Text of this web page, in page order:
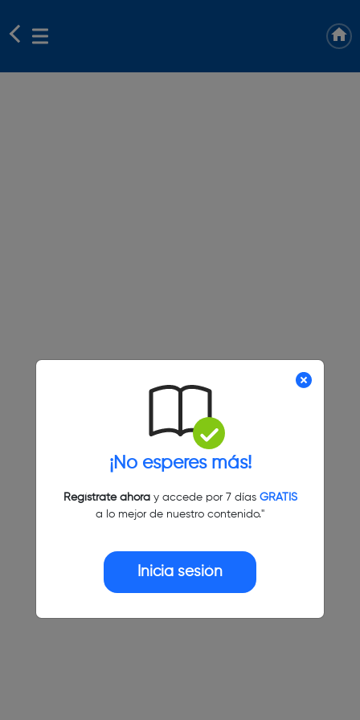
¡No esperes más!
Regístrate ahoray accede por 7 días GRATIS
a lo mejor de nuestro contenido."
Inicia sesión